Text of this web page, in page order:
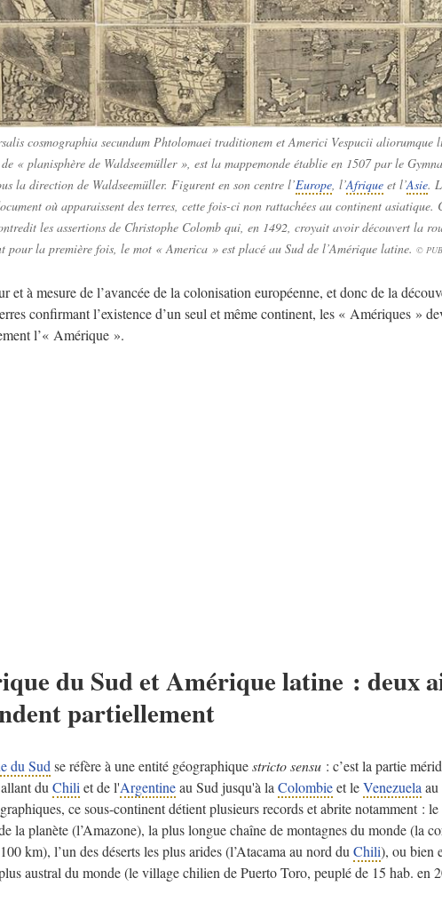
cosmographia secundum Phtolomaei traditionem et Americi Vespucii aliorumque
« planisphère de Waldseemüller », est la mappemonde établie en 1507 par le
la direction de Waldseemüller. Figurent en son centre l’Europe, l’Afrique et l’Asie.
où apparaissent des terres, cette fois-ci non rattachées au continent asiatique.
les assertions de Christophe Colomb qui, en 1492, croyait avoir découvert la
pour la première fois, le mot « America » est placé au Sud de l’Amérique latine. ©
et à mesure de l’avancée de la colonisation européenne, et donc de la
confirmant l’existence d’un seul et même continent, les « Amériques »
l’« Amérique ».
du Sud et Amérique latine : deux
partiellement
du Sud se réfère à une entité géographiquestricto sensu : c’est la partie
du Chili et de l'Argentineau Sud jusqu'à la Colombieet leVenezuela
ce sous-continent détient plusieurs records et abrite notamment :
la planète (l’Amazone), la plus longue chaîne de montagnes du monde (la
km), l’un des déserts les plus arides (l’Atacama au nord du Chili), ou bien
austral du monde (le village chilien de Puerto Toro, peuplé de 15 hab. en